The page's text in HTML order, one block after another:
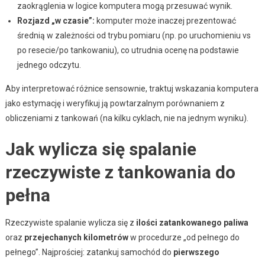
zaokrąglenia w logice komputera mogą przesuwać wynik.
Rozjazd „w czasie”: komputer może inaczej prezentować
średnią w zależności od trybu pomiaru (np. po uruchomieniu vs
po resecie/po tankowaniu), co utrudnia ocenę na podstawie
jednego odczytu.
Aby interpretować różnice sensownie, traktuj wskazania komputera
jako estymację i weryfikuj ją powtarzalnym porównaniem z
obliczeniami z tankowań (na kilku cyklach, nie na jednym wyniku).
Jak wylicza się spalanie
rzeczywiste z tankowania do
pełna
Rzeczywiste spalanie wylicza się z ilości zatankowanego paliwa
oraz przejechanych kilometróww procedurze „od pełnego do
pełnego”. Najprościej: zatankuj samochód do pierwszego